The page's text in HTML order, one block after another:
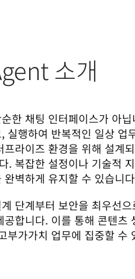
소개
한 채팅 인터페이스가 아
실행하여 반복적인 일상 업
프라이즈 환경을 위해 설계
. 복잡한 설정이나 기술적
완벽하게 유지할 수 있습니
단계부터 보안을 최우선으
공합니다. 이를 통해 콘텐츠
부가가치 업무에 집중할 수